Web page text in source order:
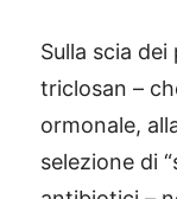
Sulla scia
triclosan –
ormonale,
selezione di